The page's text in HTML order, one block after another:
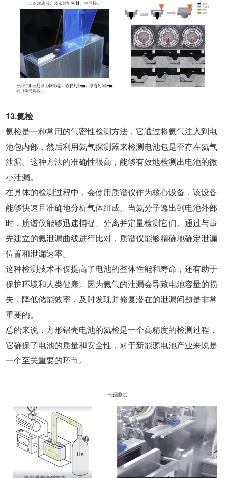
13.氦检
氦检是一种常用的气密性检测方法，它通过将氦气注入到电
池包内部，然后利用氦气探测器来检测电池包是否存在氦气
泄漏。这种方法的准确性很高，能够有效地检测出电池的微
小泄漏。
在具体的检测过程中，会使用质谱仪作为核心设备，该设备
能够快速且准确地分析气体组成。当氦分子逸出到电池外部
时，质谱仪能够迅速捕捉、分离并定量检测它们。通过与事
先建立的氦泄漏曲线进行比对，质谱仪能够精确地确定泄漏
位置和泄漏速率。
这种检测技术不仅提高了电池的整体性能和寿命，还有助于
保护环境和人类健康。因为氦气的泄漏会导致电池容量的损
失，降低储能效率，及时发现并修复潜在的泄漏问题是非常
重要的。
总的来说，方形铝壳电池的氦检是一个高精度的检测过程，
它确保了电池的质量和安全性，对于新能源电池产业来说是
一个至关重要的环节。